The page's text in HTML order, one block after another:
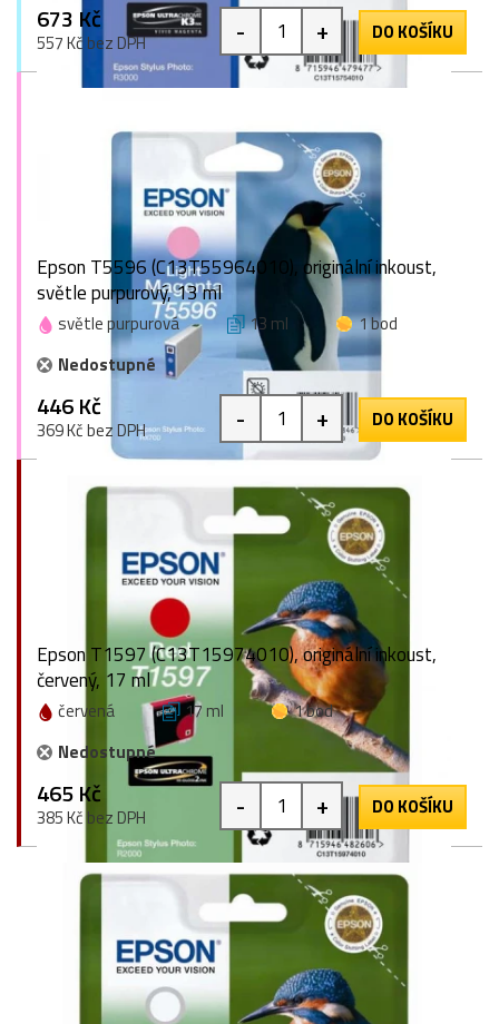
673 Kč
557 Kč bez DPH - + DO KOŠÍKU
Epson T5596 (C13T55964010), originální inkoust,
světle purpurový, 13 ml
světle purpurová 13 ml
1 bod
Nedostupné
446 Kč
369 Kč bez DPH - + DO KOŠÍKU
Epson T1597 (C13T15974010), originální inkoust,
červený, 17 ml
červená 17 ml
1 bod
Nedostupné
465 Kč
385 Kč bez DPH - + DO KOŠÍKU